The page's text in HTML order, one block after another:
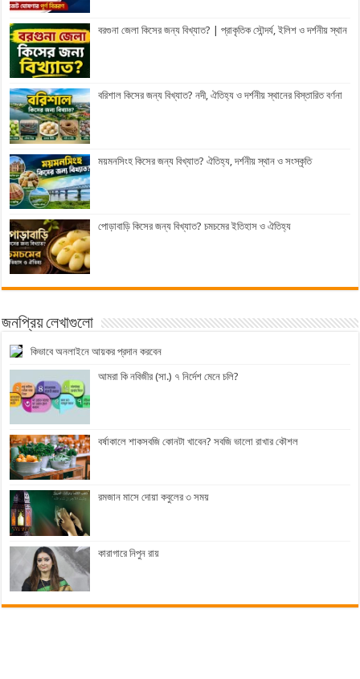
বরগুনা জেলা কিসের জন্য বিখ্যাত? | প্রাকৃতিক সৌন্দর্য, ইলিশ ও দর্শনীয় স্থান
বরিশাল কিসের জন্য বিখ্যাত? নদী, ঐতিহ্য ও দর্শনীয় স্থানের বিস্তারিত বর্ণনা
ময়মনসিংহ কিসের জন্য বিখ্যাত? ঐতিহ্য, দর্শনীয় স্থান ও সংস্কৃতি
পোড়াবাড়ি কিসের জন্য বিখ্যাত? চমচমের ইতিহাস ও ঐতিহ্য
জনপ্রিয় লেখাগুলো
কিভাবে অনলাইনে আয়কর প্রদান করবেন
আমরা কি নবিজীর (সা.) ৭ নির্দেশ মেনে চলি?
বর্ষাকালে শাকসবজি কোনটা খাবেন? সবজি ভালো রাখার কৌশল
রমজান মাসে দোয়া কবুলের ৩ সময়
কারাগারে নিপুন রায়